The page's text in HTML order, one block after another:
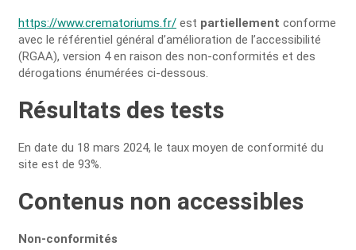
https://www.crematoriums.fr/ est partiellement conforme
avec le référentiel général d’amélioration de l’accessibilité
(RGAA), version 4 en raison des non-conformités et des
dérogations énumérées ci-dessous.
Résultats des tests
En date du 18 mars 2024, le taux moyen de conformité du
site est de 93%.
Contenus non accessibles
Non-conformités